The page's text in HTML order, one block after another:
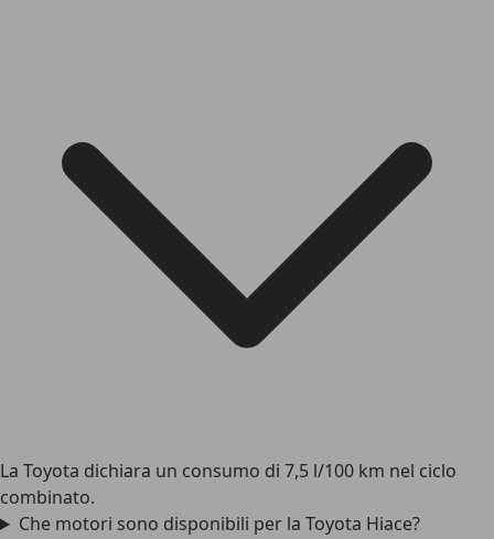
La Toyota dichiara un consumo di 7,5 l/100 km nel ciclo
combinato.
Che motori sono disponibili per la Toyota Hiace?